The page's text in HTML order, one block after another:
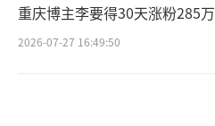
重庆博主李要得30天涨粉285万
2026-07-27 16:49:50